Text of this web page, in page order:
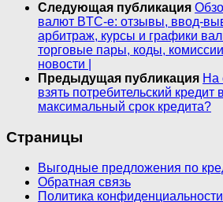
Следующая публикация
валют BTC-e: отзывы, ввод-
арбитраж, курсы и графики
торговые пары, коды,
новости |
Предыдущая публикация На
взять потребительский кредит
максимальный срок кредита?
Страницы
Выгодные предложения по
Обратная связь
Политика конфиденциальности